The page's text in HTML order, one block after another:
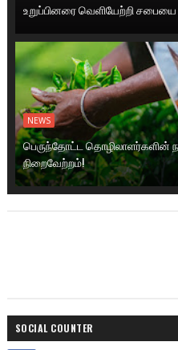
உறுப்பினரை வெளியேற்றி சபையை
NEWS
பெருந்தோட்ட தொழிலாளர்களின்
நிறைவேற்றம்!
SOCIAL COUNTER